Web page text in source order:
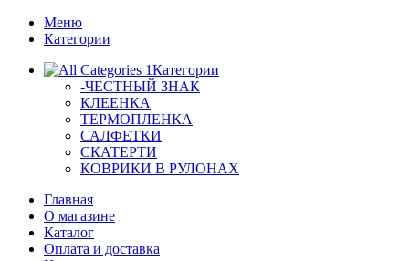
Меню
Категории
Категории
-ЧЕСТНЫЙ ЗНАК
КЛЕЕНКА
ТЕРМОПЛЕНКА
САЛФЕТКИ
СКАТЕРТИ
КОВРИКИ В РУЛОНАХ
Главная
О магазине
Каталог
Оплата и доставка